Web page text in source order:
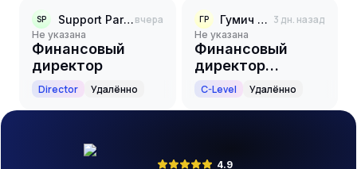
SP Support Partnersвчера
Не указана
Финансовый
директор
Director Удалённо
ГР Гумич РТК 3 дн. назад
Не указана
Финансовый
директор
(CFO/Chief
Financial Officer)
C-Level Удалённо
4.9